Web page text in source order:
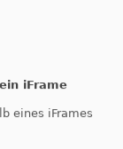
iFrame
eines iFrames